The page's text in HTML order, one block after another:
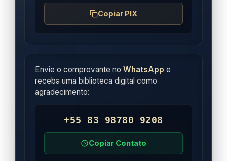
Copiar PIX
Envie o comprovante noWhatsApp e
receba uma biblioteca digital como
agradecimento:
+55 83 98780 9208
Copiar Contato